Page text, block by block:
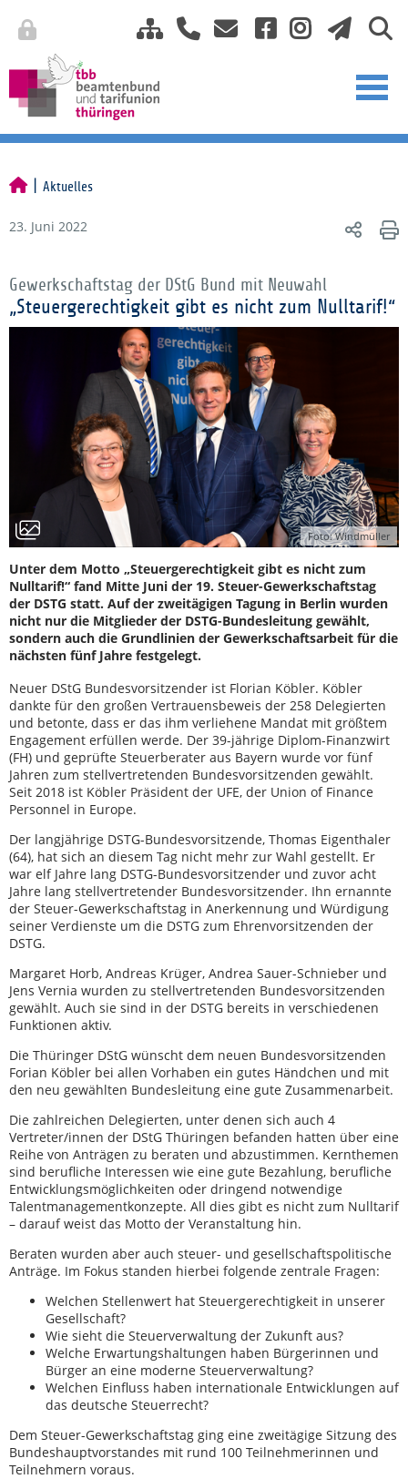
Aktuelles
23. Juni 2022
Gewerkschaftstag der DStG Bund mit Neuwahl
„Steuergerechtigkeit gibt es nicht zum Nulltarif!“
Foto: Windmüller
Unter dem Motto „Steuergerechtigkeit gibt es nicht zum
Nulltarif!“ fand Mitte Juni der 19. Steuer-Gewerkschaftstag
der DSTG statt. Auf der zweitägigen Tagung in Berlin wurden
nicht nur die Mitglieder der DSTG-Bundesleitung gewählt,
sondern auch die Grundlinien der Gewerkschaftsarbeit für die
nächsten fünf Jahre festgelegt.
Neuer DStG Bundesvorsitzender ist Florian Köbler. Köbler
dankte für den großen Vertrauensbeweis der 258 Delegierten
und betonte, dass er das ihm verliehene Mandat mit größtem
Engagement erfüllen werde. Der 39-jährige Diplom-Finanzwirt
(FH) und geprüfte Steuerberater aus Bayern wurde vor fünf
Jahren zum stellvertretenden Bundesvorsitzenden gewählt.
Seit 2018 ist Köbler Präsident der UFE, der Union of Finance
Personnel in Europe.
Der langjährige DSTG-Bundesvorsitzende, Thomas Eigenthaler
(64), hat sich an diesem Tag nicht mehr zur Wahl gestellt. Er
war elf Jahre lang DSTG-Bundesvorsitzender und zuvor acht
Jahre lang stellvertretender Bundesvorsitzender. Ihn ernannte
der Steuer-Gewerkschaftstag in Anerkennung und Würdigung
seiner Verdienste um die DSTG zum Ehrenvorsitzenden der
DSTG.
Margaret Horb, Andreas Krüger, Andrea Sauer-Schnieber und
Jens Vernia wurden zu stellvertretenden Bundesvorsitzenden
gewählt. Auch sie sind in der DSTG bereits in verschiedenen
Funktionen aktiv.
Die Thüringer DStG wünscht dem neuen Bundesvorsitzenden
Forian Köbler bei allen Vorhaben ein gutes Händchen und mit
den neu gewählten Bundesleitung eine gute Zusammenarbeit.
Die zahlreichen Delegierten, unter denen sich auch 4
Vertreter/innen der DStG Thüringen befanden hatten über eine
Reihe von Anträgen zu beraten und abzustimmen. Kernthemen
sind berufliche Interessen wie eine gute Bezahlung, berufliche
Entwicklungsmöglichkeiten oder dringend notwendige
Talentmanagementkonzepte. All dies gibt es nicht zum Nulltarif
– darauf weist das Motto der Veranstaltung hin.
Beraten wurden aber auch steuer- und gesellschaftspolitische
Anträge. Im Fokus standen hierbei folgende zentrale Fragen:
Welchen Stellenwert hat Steuergerechtigkeit in unserer
Gesellschaft?
Wie sieht die Steuerverwaltung der Zukunft aus?
Welche Erwartungshaltungen haben Bürgerinnen und
Bürger an eine moderne Steuerverwaltung?
Welchen Einfluss haben internationale Entwicklungen auf
das deutsche Steuerrecht?
Dem Steuer-Gewerkschaftstag ging eine zweitägige Sitzung des
Bundeshauptvorstandes mit rund 100 Teilnehmerinnen und
Teilnehmern voraus.